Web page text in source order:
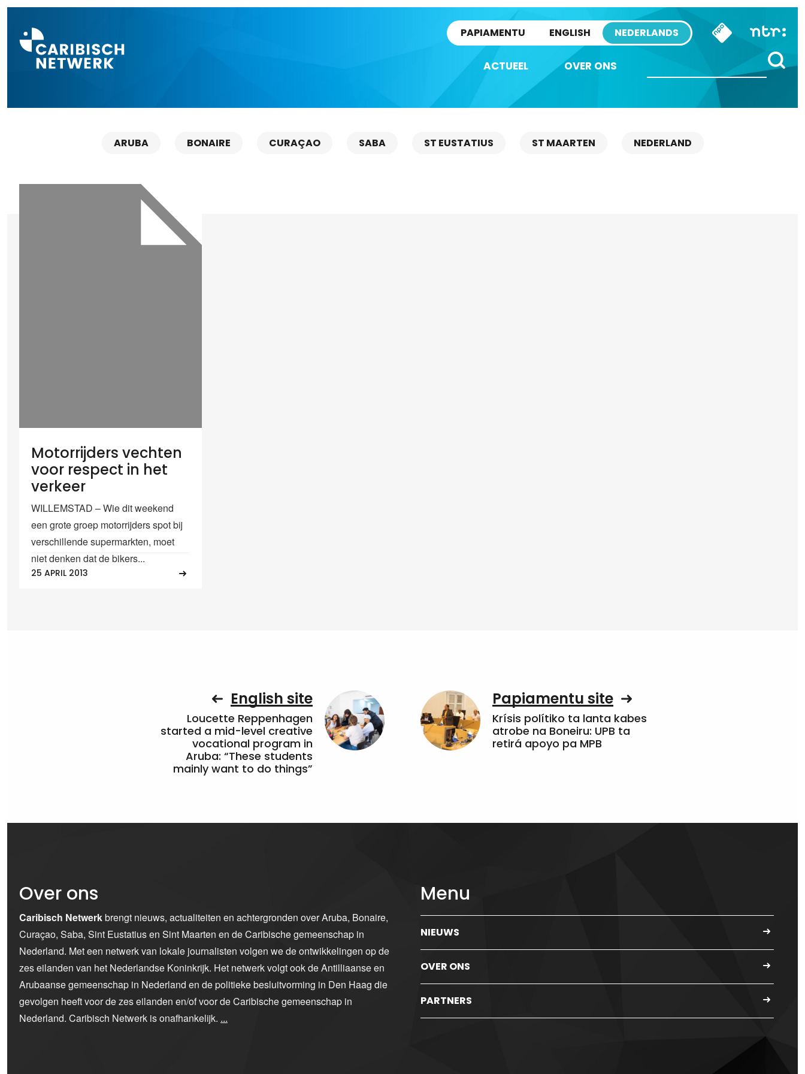
PAPIAMENTU ENGLISH NEDERLANDS
ACTUEEL OVER ONS
ARUBA BONAIRE CURAÇAO SABA ST EUSTATIUS ST MAARTEN NEDERLAND
Motorrijders vechten
voor respect in het
verkeer
WILLEMSTAD – Wie dit weekend
een grote groep motorrijders spot bij
verschillende supermarkten, moet
niet denken dat de bikers...
25 APRIL 2013
English site
Loucette Reppenhagen
started a mid-level creative
vocational program in
Aruba: “These students
mainly want to do things”
Papiamentu site
Krísis polítiko ta lanta kabes
atrobe na Boneiru: UPB ta
retirá apoyo pa MPB
Over ons
Caribisch Netwerkbrengt nieuws, actualiteiten en achtergronden over Aruba, Bonaire,
Curaçao, Saba, Sint Eustatius en Sint Maarten en de Caribische gemeenschap in
Nederland. Met een netwerk van lokale journalisten volgen we de ontwikkelingen op de
zes eilanden van het Nederlandse Koninkrijk. Het netwerk volgt ook de Antilliaanse en
Arubaanse gemeenschap in Nederland en de politieke besluitvorming in Den Haag die
gevolgen heeft voor de zes eilanden en/of voor de Caribische gemeenschap in
Nederland. Caribisch Netwerk is onafhankelijk. ...
Menu
NIEUWS
OVER ONS
PARTNERS